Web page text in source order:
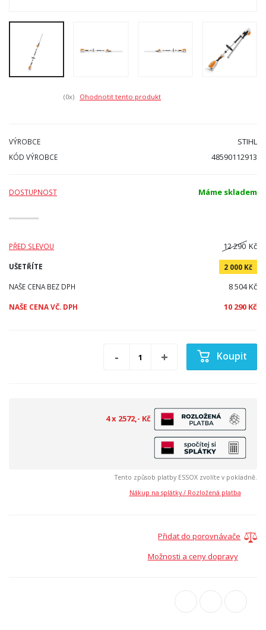
(0x) Ohodnotit tento produkt
VÝROBCE STIHL
KÓD VÝROBCE 48590112913
DOSTUPNOST Máme skladem
PŘED SLEVOU 12 290 Kč
UŠETŘÍTE 2 000 Kč
NAŠE CENA BEZ DPH 8 504 Kč
NAŠE CENA VČ. DPH 10 290 Kč
Koupit
4 x 2572,- Kč
Tento způsob platby ESSOX zvolíte v pokladně.
Nákup na splátky / Rozložená platba
Přidat do porovnávače
Možnosti a ceny dopravy